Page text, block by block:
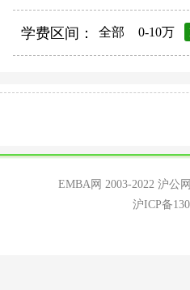
学费区间： 全部 0-10万
EMBA网 2003-2022 沪公
沪ICP备